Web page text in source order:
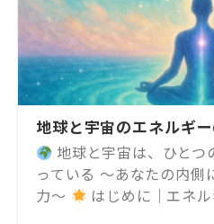
地球と宇宙のエネルギ
地球と宇宙は、ひとつ
っている 〜あなたの内側
力〜
はじめに｜エネ